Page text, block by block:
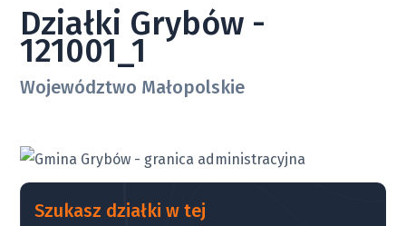
Działki Grybów -
121001_1
Województwo Małopolskie
Szukasz działki w tej